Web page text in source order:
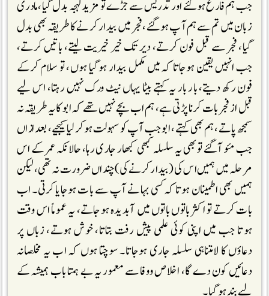
جب ہم فارغ ہوگئے اور تدریس سے جڑے تو مزید لہجہ بدل گیا، مادری
زبان میں تم سے ہم آپ ہوگئے، فجر میں بیدار کرنے کا طریقہ بھی بدل
گیا، فجر سے قبل فون کرتے، دیر تک خیر خیریت لیتے، باتیں کرتے،
جب انہیں یقین ہوجاتا کہ میں مکمل بیدار ہوگیا ہوں، تو سلام کرکے
فون رکھ دیتے، بار بار یہ کہتے بیٹا یہاں نیٹ ورک نہیں رہتا، اس لیے
قبل از فجر بات کرنا پڑتی ہے، ہم اب بچے نہیں تھے کہ ابو کا یہ طریقہ نہ
سمجھ پاتے، ہم بھی کہتے، ابو جب آپ کو سہولت ہوکر لیا کیجیے، بعد ازاں
جب مئو آگئے تو بھی یہ سلسلہ کبھی کبھار جاری رہا، حالانکہ عمر کے اس
مرحلہ میں ہمیں اس کی (بیدار کرنے کی) چنداں ضرورت نہ تھی، لیکن
ہمیں بھی اطمینان ہوتا کہ کسی بہانے آپ سے بات ہوجایا کرتی۔ اب
بات کرتے تو اکثر باتوں باتوں میں آبدیدہ ہوجاتے، یہ عموماً اس وقت
ہوتا جب میں اپنی کوئی علمی پیش رفت بتاتا، خوش ہوتے، زباں پر
دعاؤں کا لامتناہی سلسلہ جاری ہوجاتا۔ سوچتا ہوں کہ اب یہ مخلصانہ
دعائیں کون دے گا، اخلاص ووفا سے معمور یہ بے ہمتا باب ہمیشہ کے
لیے بند ہوگیا۔